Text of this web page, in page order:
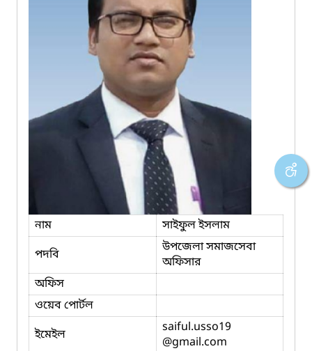
নাম
সাইফুল ইসলাম
পদবি
উপজেলা সমাজসেবা
অফিসার
অফিস
ওয়েব পোর্টল
ইমেইল
saiful.usso19
@gmail.com